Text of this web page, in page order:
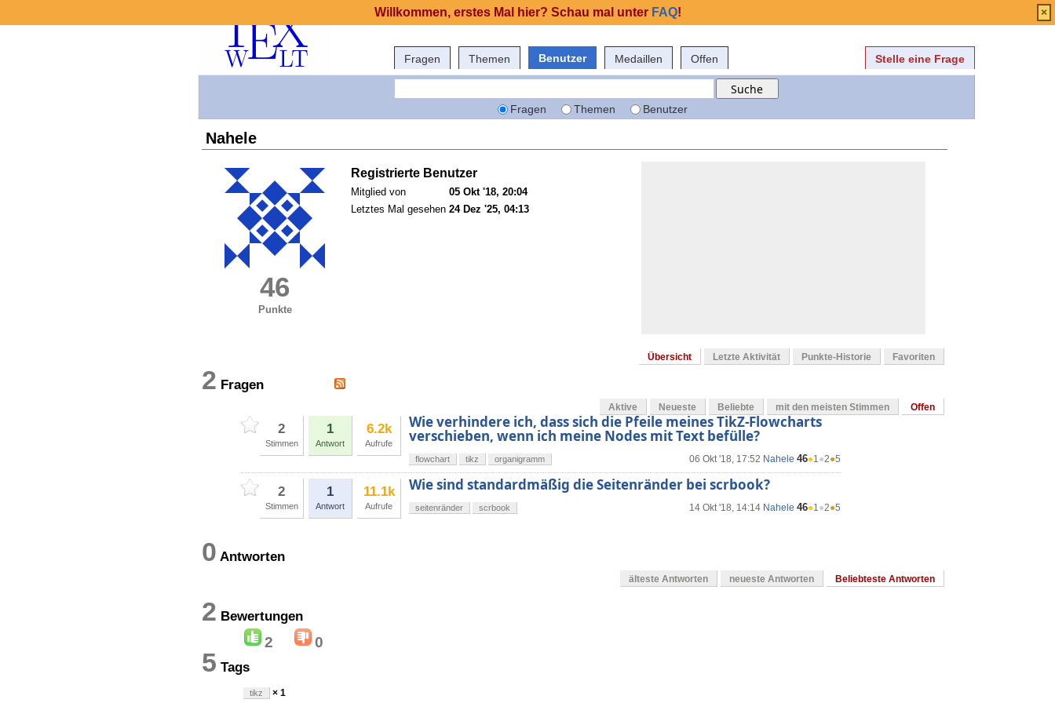
Fragen Themen Benutzer Medaillen Offen Stelle eine Frage
Fragen Themen Benutzer
Nahele
46
Punkte
Registrierte Benutzer
Mitglied von
05 Okt '18, 20:04
Letztes Mal gesehen 24 Dez '25, 04:13
Übersicht Letzte Aktivität Punkte-Historie Favoriten
2 Fragen
Aktive Neueste Beliebte mit den meisten Stimmen Offen
2
Stimmen
1
Antwort
6.2k
Aufrufe
Wie verhindere ich, dass sich die Pfeile meines TikZ-Flowcharts
verschieben, wenn ich meine Nodes mit Text befülle?
06 Okt '18, 17:52 Nahele 46●1●2●5
flowchart tikz organigramm
2
Stimmen
1
Antwort
11.1k
Aufrufe
Wie sind standardmäßig die Seitenränder bei scrbook?
14 Okt '18, 14:14 Nahele 46●1●2●5
seitenränder scrbook
0 Antworten
älteste Antworten neueste Antworten Beliebteste Antworten
2 Bewertungen
2 0
5 Tags
tikz × 1
Willkommen, erstes Mal hier? Schau mal unter FAQ! ×